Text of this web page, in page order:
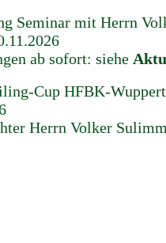
Seminar mit Herrn
ab sofort: siehe
Cup HFBK-
Herrn Volker